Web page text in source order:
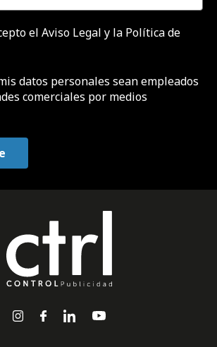
el Aviso Legal y la Política de
datos personales sean empleados
comerciales por medios